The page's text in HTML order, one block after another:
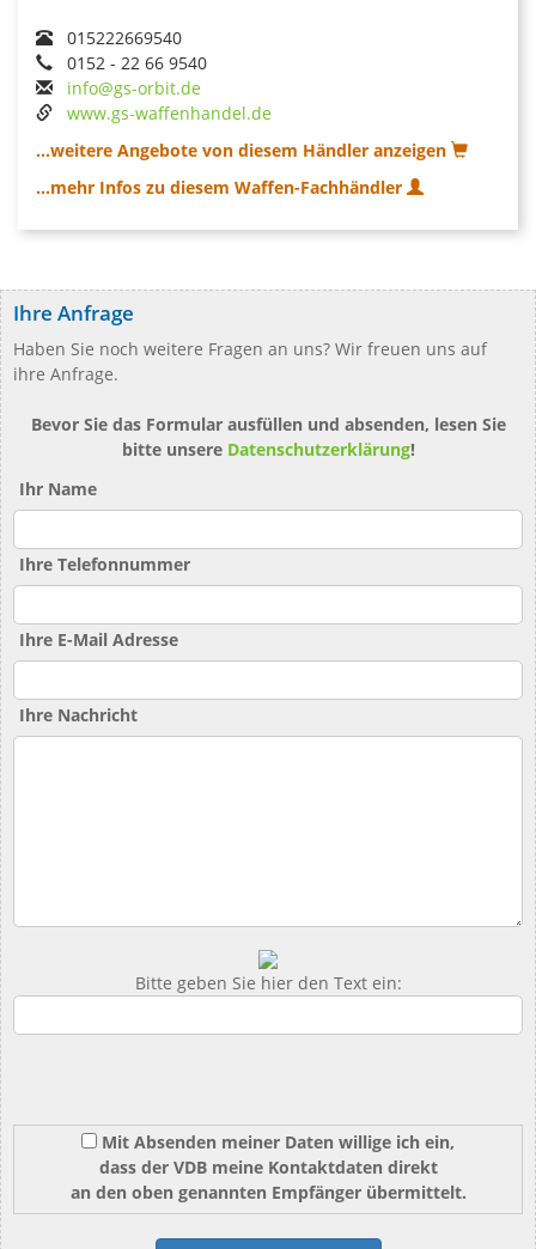
015222669540
0152 - 22 66 9540
info@gs-orbit.de
www.gs-waffenhandel.de
...weitere Angebote von diesem Händler anzeigen
...mehr Infos zu diesem Waffen-Fachhändler
Ihre Anfrage
Haben Sie noch weitere Fragen an uns? Wir freuen uns auf
ihre Anfrage.
Bevor Sie das Formular ausfüllen und absenden, lesen Sie
bitte unsere Datenschutzerklärung!
Ihr Name
Ihre Telefonnummer
Ihre E-Mail Adresse
Ihre Nachricht
Bitte geben Sie hier den Text ein:
Mit Absenden meiner Daten willige ich ein,
dass der VDB meine Kontaktdaten direkt
an den oben genannten Empfänger übermittelt.